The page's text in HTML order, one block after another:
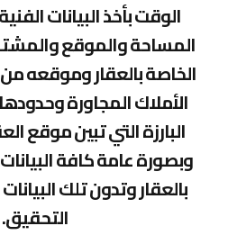
الوقت بأخذ البيانات
المساحة والموقع
الخاصة بالعقار وموقعه
الأملاك المجاورة
البارزة التي تبين موقع
وبصورة عامة كافة
بالعقار وتدون تلك
التحقيق.